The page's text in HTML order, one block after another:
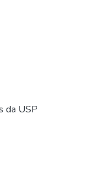
da USP